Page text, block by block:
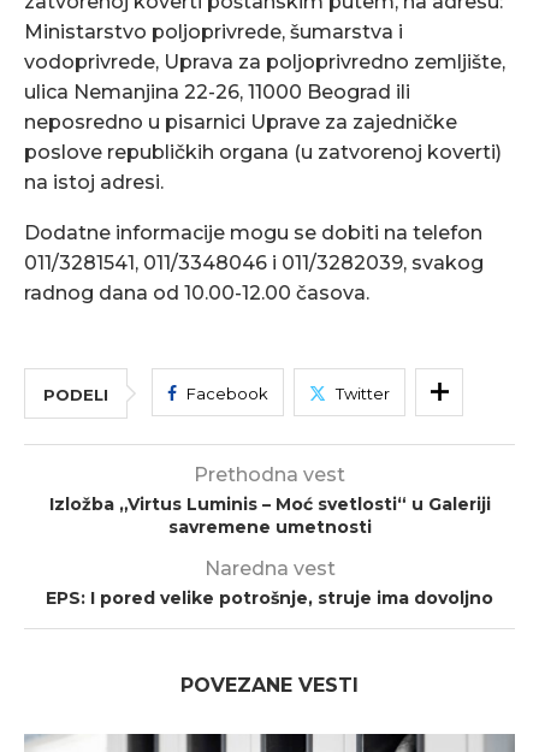
Ministarstvo poljoprivrede, šumarstva i
vodoprivrede, Uprava za poljoprivredno zemljište,
ulica Nemanjina 22-26, 11000 Beograd ili
neposredno u pisarnici Uprave za zajedničke
poslove republičkih organa (u zatvorenoj koverti)
na istoj adresi.
Dodatne informacije mogu se dobiti na telefon
011/3281541, 011/3348046 i 011/3282039, svakog
radnog dana od 10.00-12.00 časova.
PODELI Facebook Twitter
Prethodna vest
Izložba „Virtus Luminis – Moć svetlosti“ u Galeriji
savremene umetnosti
Naredna vest
EPS: I pored velike potrošnje, struje ima dovoljno
POVEZANE VESTI